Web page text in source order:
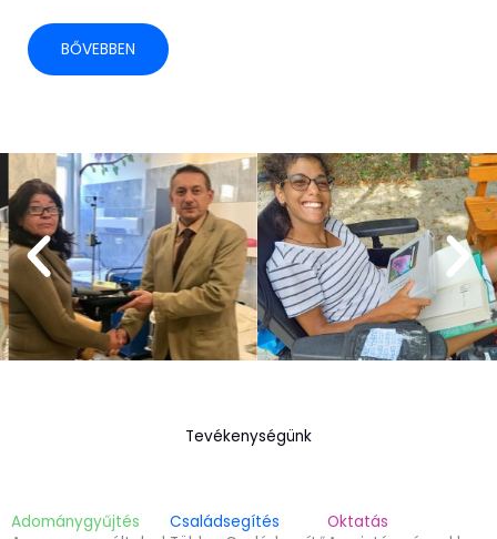
BŐVEBBEN
Tevékenységünk
Adománygyűjtés
Családsegítés
Oktatás